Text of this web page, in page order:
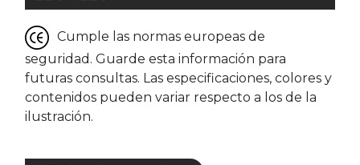
Cumple las normas europeas de
seguridad. Guarde esta información para
futuras consultas. Las especificaciones, colores y
contenidos pueden variar respecto a los de la
ilustración.